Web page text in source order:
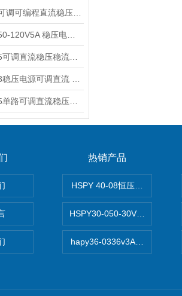
热销产品
HSPY 40-08恒压恒流恒功率
HSPY30-050-30V/-05A可调
hapy36-0336v3A高精度小型